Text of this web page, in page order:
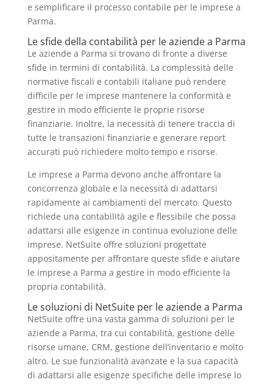
e semplificare il processo contabile per le imprese a
Parma.
Le sfide della contabilità per le aziende a Parma
Le aziende a Parma si trovano di fronte a diverse
sfide in termini di contabilità. La complessità delle
normative fiscali e contabili italiane può rendere
difficile per le imprese mantenere la conformità e
gestire in modo efficiente le proprie risorse
finanziarie. Inoltre, la necessità di tenere traccia di
tutte le transazioni finanziarie e generare report
accurati può richiedere molto tempo e risorse.
Le imprese a Parma devono anche affrontare la
concorrenza globale e la necessità di adattarsi
rapidamente ai cambiamenti del mercato. Questo
richiede una contabilità agile e flessibile che possa
adattarsi alle esigenze in continua evoluzione delle
imprese. NetSuite offre soluzioni progettate
appositamente per affrontare queste sfide e aiutare
le imprese a Parma a gestire in modo efficiente la
propria contabilità.
Le soluzioni di NetSuite per le aziende a Parma
NetSuite offre una vasta gamma di soluzioni per le
aziende a Parma, tra cui contabilità, gestione delle
risorse umane, CRM, gestione dell’inventario e molto
altro. Le sue funzionalità avanzate e la sua capacità
di adattarsi alle esigenze specifiche delle imprese lo